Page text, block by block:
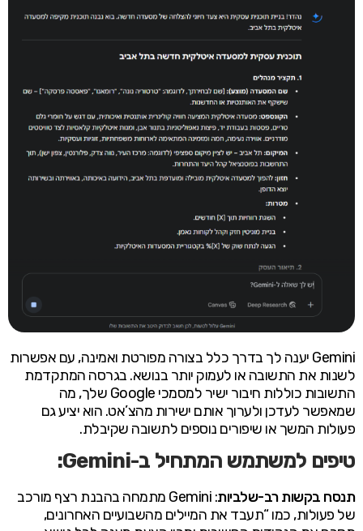
Gemini יענה לך בדרך כלל בצורה מפורטת ואמינה, עם אפשרות
לשנות את התשובה או לעמוק יותר בנושא. בגרסה המתקדמת
התשובות כוללות חיבור ישיר למסמכי Google שלך, מה
שמאפשר לעדכן ולערוך אותם ישירות מהצ’אט. הוא יציע גם
פעולות המשך או שיפורים נוספים לתשובה שקיבלת.
טיפים למשתמש המתחיל ב-Gemini:
תנסח בקשות רב-שלביות
: Gemini מתמחה בהבנת רצף מורכב
של פעולות, כמו “תעבד את המיילים מהשבועיים האחרונים,